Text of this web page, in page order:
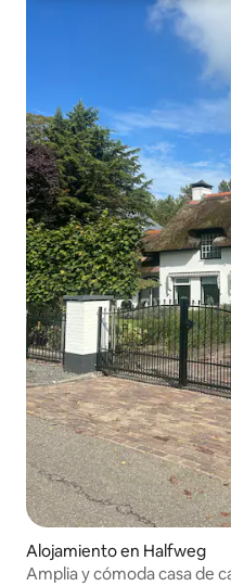
Alojamiento en Halfweg
Amplia y cómoda casa de